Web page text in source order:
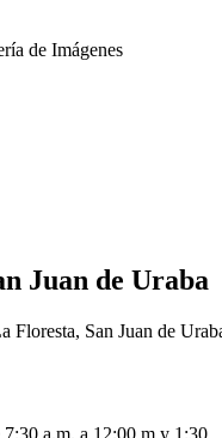
de Imágenes
Juan de Uraba
Floresta, San Juan de
a.m. a 12:00 m y 1:30